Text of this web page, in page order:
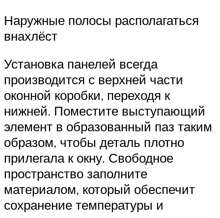
Наружные полосы располагаться
внахлёст
Установка панелей всегда
производится с верхней части
оконной коробки, переходя к
нижней. Поместите выступающий
элемент в образованный паз таким
образом, чтобы деталь плотно
прилегала к окну. Свободное
пространство заполните
материалом, который обеспечит
сохранение температуры и